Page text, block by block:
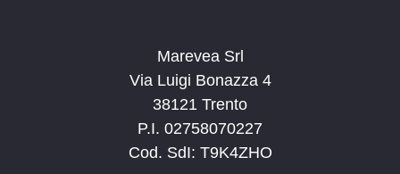
Marevea Srl
Via Luigi Bonazza 4
38121 Trento
P.I. 02758070227
Cod. SdI: T9K4ZHO